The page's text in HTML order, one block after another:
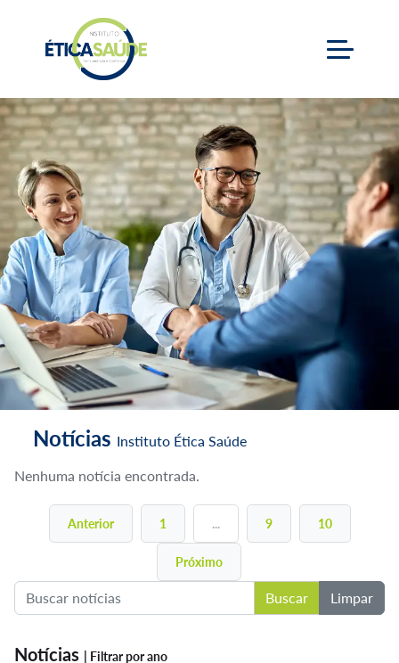
Notícias Instituto Ética
Saúde
Home Notícias Instituto Ética Saúde
Notícias Instituto Ética Saúde
Nenhuma notícia encontrada.
Anterior 1 ... 9 10
Próximo
Buscar Limpar
Notícias | Filtrar por ano